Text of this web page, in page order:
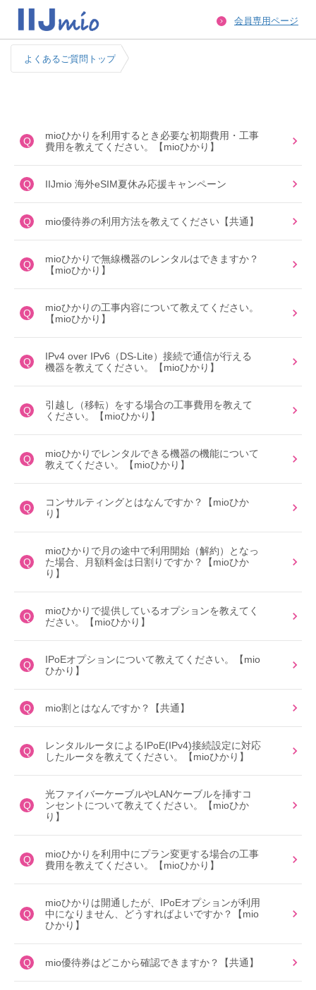
会員専用ページ
よくあるご質問トップ
Q
mioひかりを利用するとき必要な初期費用・工事
費用を教えてください。【mioひかり】
Q IIJmio 海外eSIM夏休み応援キャンペーン
Q mio優待券の利用方法を教えてください【共通】
Q
mioひかりで無線機器のレンタルはできますか？
【mioひかり】
Q
mioひかりの工事内容について教えてください。
【mioひかり】
Q
IPv4 over IPv6（DS-Lite）接続で通信が行える
機器を教えてください。【mioひかり】
Q
引越し（移転）をする場合の工事費用を教えて
ください。【mioひかり】
Q
mioひかりでレンタルできる機器の機能について
教えてください。【mioひかり】
Q
コンサルティングとはなんですか？【mioひか
り】
Q
mioひかりで月の途中で利用開始（解約）となっ
た場合、月額料金は日割りですか？【mioひか
り】
Q
mioひかりで提供しているオプションを教えてく
ださい。【mioひかり】
Q
IPoEオプションについて教えてください。【mio
ひかり】
Q mio割とはなんですか？【共通】
Q
レンタルルータによるIPoE(IPv4)接続設定に対応
したルータを教えてください。【mioひかり】
Q
光ファイバーケーブルやLANケーブルを挿すコ
ンセントについて教えてください。【mioひか
り】
Q
mioひかりを利用中にプラン変更する場合の工事
費用を教えてください。【mioひかり】
Q
mioひかりは開通したが、IPoEオプションが利用
中になりません、どうすればよいですか？【mio
ひかり】
Q mio優待券はどこから確認できますか？【共通】